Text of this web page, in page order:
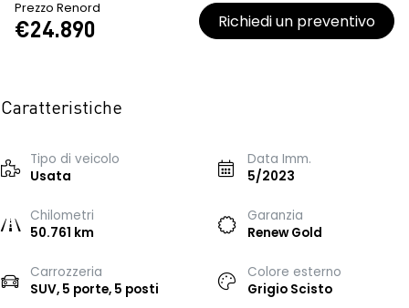
Prezzo Renord
€24.890 Richiedi un preventivo
Caratteristiche
Tipo di veicolo
Usata
Data Imm.
5/2023
Chilometri
50.761 km
Garanzia
Renew Gold
Carrozzeria
SUV, 5 porte, 5 posti
Colore esterno
Grigio Scisto